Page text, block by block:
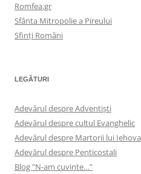
Romfea.gr
Sfânta Mitropolie a Pireului
Sfinţi Români
LEGĂTURI
Adevărul despre Adventişti
Adevărul despre cultul Evanghelic
Adevărul despre Martorii lui Iehova
Adevărul despre Penticostali
Blog "N-am cuvinte…"